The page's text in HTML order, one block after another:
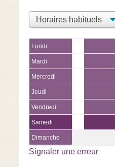
Lundi
Mardi
Mercredi
Jeudi
Vendredi
Samedi
Dimanche
Signaler une erreur